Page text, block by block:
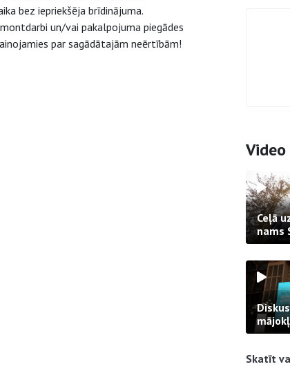
bez iepriekšēja brīdinājuma.
un/vai pakalpojuma piegādes
par sagādātajām neērtībām!
Video
Ceļā
nams
Skatīt